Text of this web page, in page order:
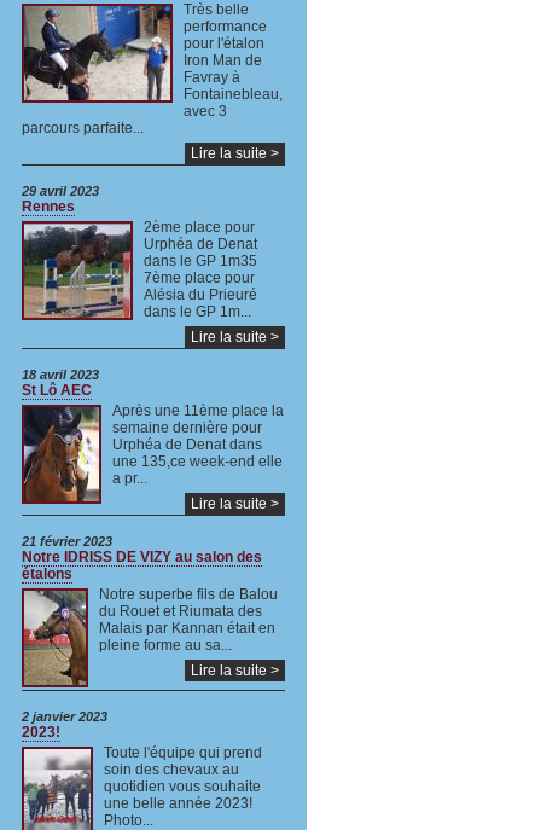
Très belle
performance
pour l'étalon
Iron Man de
Favray à
Fontainebleau,
avec 3
parcours parfaite...
Lire la suite >
29 avril 2023
Rennes
2ème place pour
Urphéa de Denat
dans le GP 1m35
7ème place pour
Alésia du Prieuré
dans le GP 1m...
Lire la suite >
18 avril 2023
St Lô AEC
Après une 11ème place la
semaine dernière pour
Urphéa de Denat dans
une 135,ce week-end elle
a pr...
Lire la suite >
21 février 2023
Notre IDRISS DE VIZY au salon des
étalons
Notre superbe fils de Balou
du Rouet et Riumata des
Malais par Kannan était en
pleine forme au sa...
Lire la suite >
2 janvier 2023
2023!
Toute l'équipe qui prend
soin des chevaux au
quotidien vous souhaite
une belle année 2023!
Photo...